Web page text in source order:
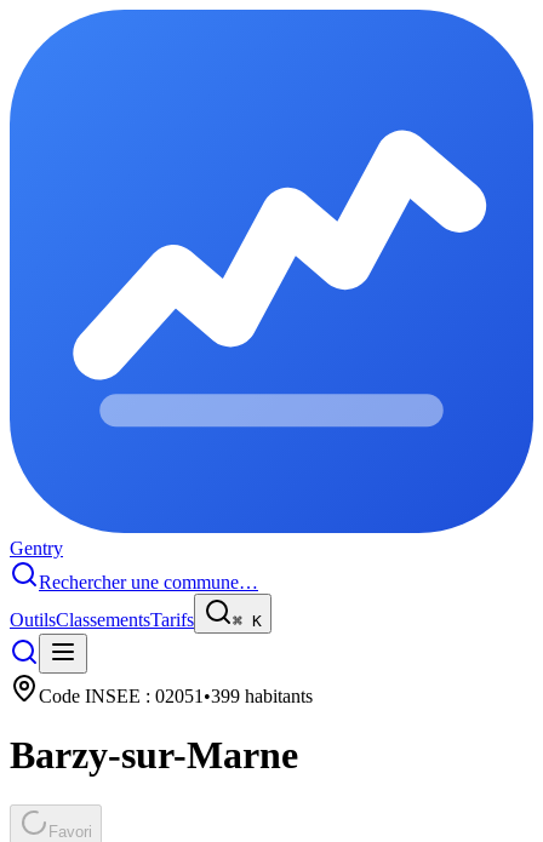
Gentry
Rechercher une commune…
OutilsClassementsTarifs ⌘ K
Code INSEE : 02051 •399 habitants
Barzy-sur-Marne
Favori